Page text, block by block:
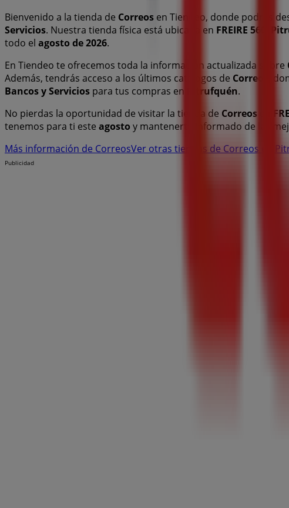
Bienvenido a la tienda de Correos en Tiendeo, donde podrás
Servicios. Nuestra tienda física está ubicada en FREIRE 560
todo el agosto de 2026.
En Tiendeo te ofrecemos toda la información actualizada sobre
Además, tendrás acceso a los últimos catálogos de Correos
,
Bancos y Servicios para tus compras en Pitrufquén.
No pierdas la oportunidad de visitar la tienda de Correos
tenemos para ti este agosto y mantenerte informado de las
Más información de CorreosVer otras tiendas de Correos en
Publicidad